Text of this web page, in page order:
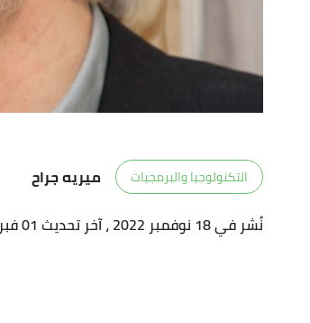
التكنولوجيا والبرمجيات
ميريه جراح
نُشر في 18 نوفمبر 2022
، آخر تحديث 01 فبراير 2023